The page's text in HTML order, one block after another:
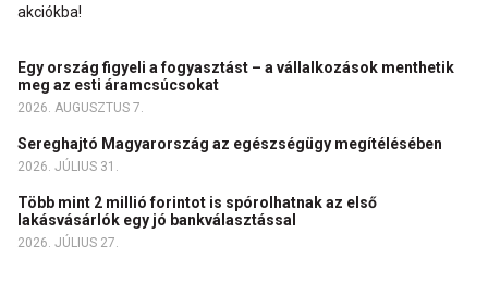
akciókba!
Egy ország figyeli a fogyasztást – a vállalkozások menthetik
meg az esti áramcsúcsokat
2026. AUGUSZTUS 7.
Sereghajtó Magyarország az egészségügy megítélésében
2026. JÚLIUS 31.
Több mint 2 millió forintot is spórolhatnak az első
lakásvásárlók egy jó bankválasztással
2026. JÚLIUS 27.